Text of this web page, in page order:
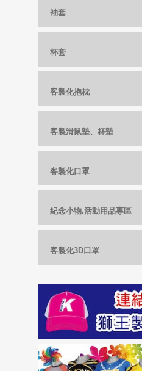
袖套
杯套
客製化抱枕
客製滑鼠墊、杯墊
客製化口罩
紀念小物.活動用品專區
客製化3D口罩